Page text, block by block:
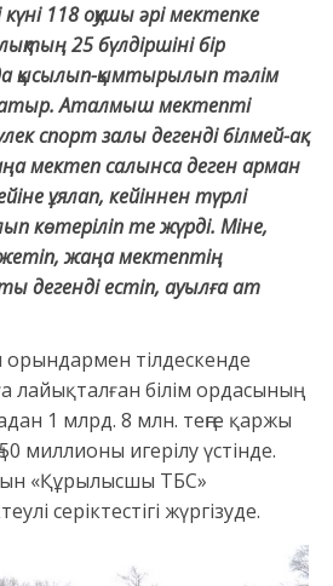
күні 118 оқушы әрі мектепке
25 бүлдіршіні бір
қымтырылып тәлім
Аталмыш мектепті
спорт залы дегенді білмей-ақ
мектеп салынса деген арман
ұялап, кейіннен түрлі
көтеріліп те жүрді. Міне,
жаңа мектептің
дегенді естіп, ауылға ат
тілдескенде
лайықталған білім ордасының
1 млрд. 8 млн. теңге қаржы
миллионы игерілу үстінде.
«Құрылысшы ТБС»
серіктестігі жүргізуде.